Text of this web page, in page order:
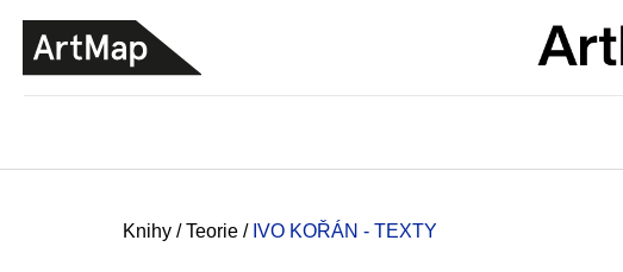
Domů
Knihy / Teorie / IVO KOŘÁN - TEXTY
ZPĚT
DO
OBCHODU
ZPĚT
DO
OBCHODU